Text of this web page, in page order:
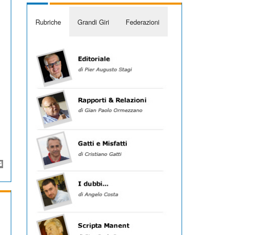
Rubriche Grandi Giri Federazioni